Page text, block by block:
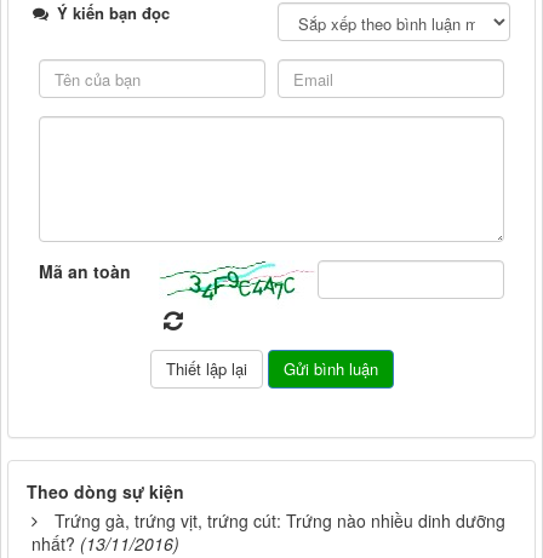
Ý kiến bạn đọc
Mã an toàn
Theo dòng sự kiện
Trứng gà, trứng vịt, trứng cút: Trứng nào nhiều dinh dưỡng
nhất? (13/11/2016)